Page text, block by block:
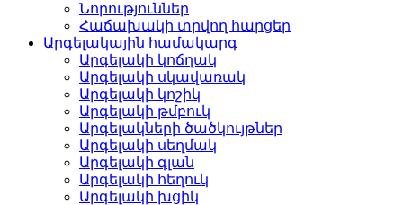
Նորություններ
Հաճախակի տրվող հարցեր
Արգելակային համակարգ
Արգելակի կոճղակ
Արգելակի սկավառակ
Արգելակի կոշիկ
Արգելակի թմբուկ
Արգելակների ծածկույթներ
Արգելակի սեղմակ
Արգելակի գլան
Արգելակի հեղուկ
Արգելակի խցիկ